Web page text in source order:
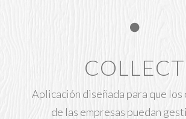
COLLECT
Aplicación diseñada para que
de las empresas puedan